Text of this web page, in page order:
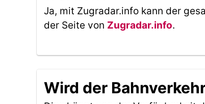
Ja, mit Zugradar.info kann der
der Seite von Zugradar.info.
Wird der